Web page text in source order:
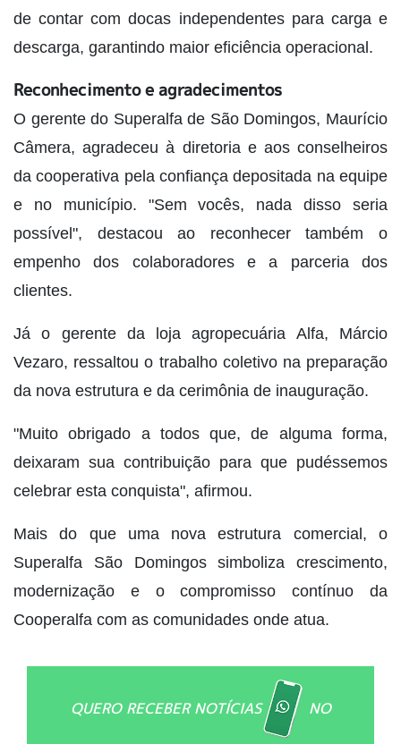
de contar com docas independentes para carga e
descarga, garantindo maior eficiência operacional.
Reconhecimento e agradecimentos
O gerente do Superalfa de São Domingos, Maurício
Câmera, agradeceu à diretoria e aos conselheiros
da cooperativa pela confiança depositada na equipe
e no município. "Sem vocês, nada disso seria
possível", destacou ao reconhecer também o
empenho dos colaboradores e a parceria dos
clientes.
Já o gerente da loja agropecuária Alfa, Márcio
Vezaro, ressaltou o trabalho coletivo na preparação
da nova estrutura e da cerimônia de inauguração.
"Muito obrigado a todos que, de alguma forma,
deixaram sua contribuição para que pudéssemos
celebrar esta conquista", afirmou.
Mais do que uma nova estrutura comercial, o
Superalfa São Domingos simboliza crescimento,
modernização e o compromisso contínuo da
Cooperalfa com as comunidades onde atua.
QUERO RECEBER NOTÍCIAS NO